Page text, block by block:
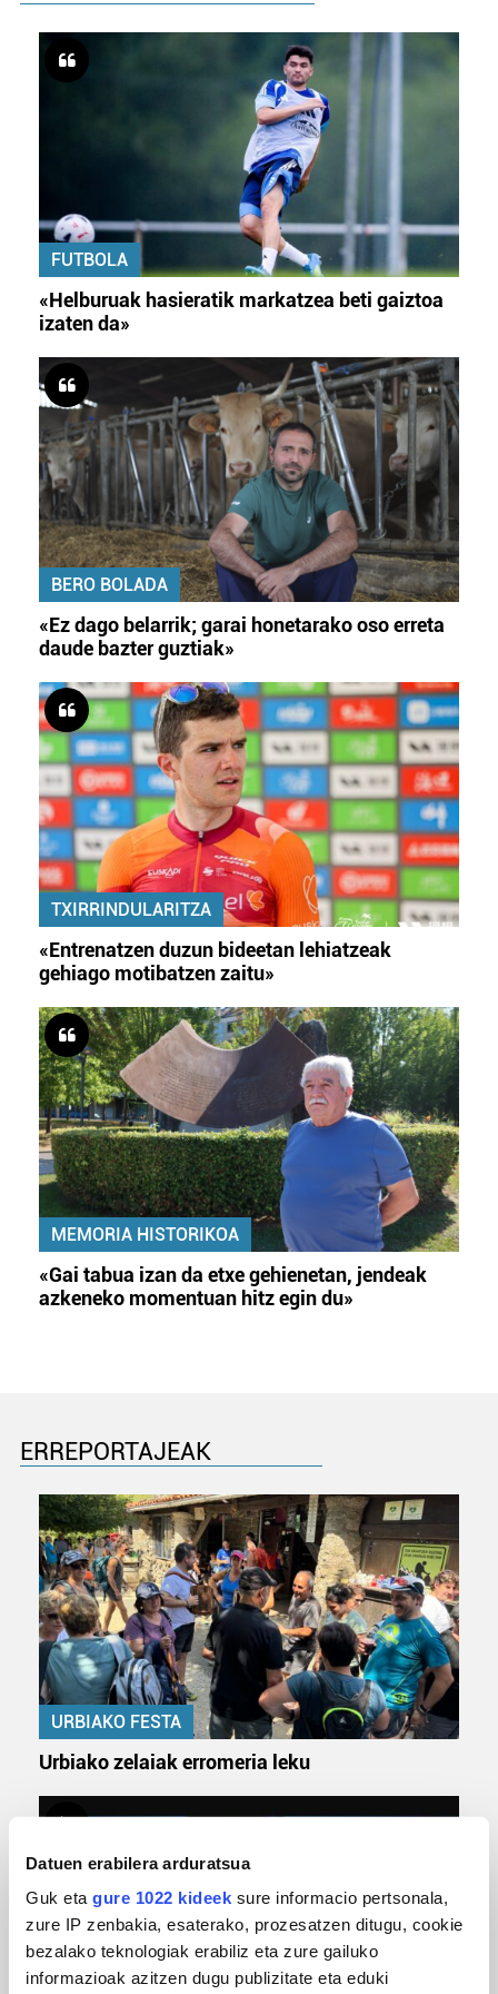
Datuen erabilera arduratsua
Guk eta gure 1022 kideek sure informacio pertsonala,
zure IP zenbakia, esaterako, prozesatzen ditugu, cookie
bezalako teknologiak erabiliz eta zure gailuko
informazioak azitzen dugu publizitate eta eduki
FUTBOLA
«Helburuak hasieratik markatzea beti gaiztoa
izaten da»
BERO BOLADA
«Ez dago belarrik; garai honetarako oso erreta
daude bazter guztiak»
TXIRRINDULARITZA
«Entrenatzen duzun bideetan lehiatzeak
gehiago motibatzen zaitu»
MEMORIA HISTORIKOA
«Gai tabua izan da etxe gehienetan, jendeak
azkeneko momentuan hitz egin du»
ERREPORTAJEAK
URBIAKO FESTA
Urbiako zelaiak erromeria leku